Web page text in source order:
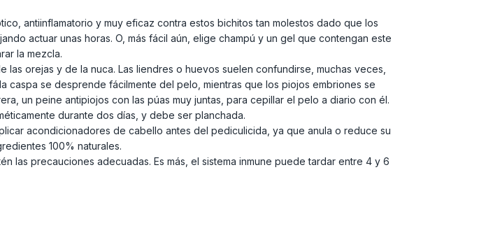
antiinflamatorio y muy eficaz contra estos bichitos tan molestos dado que los
actuar unas horas. O, más fácil aún, elige champú y un gel que contengan este
la mezcla.
orejas y de la nuca. Las liendres o huevos suelen confundirse, muchas veces,
se desprende fácilmente del pelo, mientras que los piojos embriones se
un peine antipiojos con las púas muy juntas, para cepillar el pelo a diario con él.
durante dos días, y debe ser planchada.
acondicionadores de cabello antes del pediculicida, ya que anula o reduce su
100% naturales.
las precauciones adecuadas. Es más, el sistema inmune puede tardar entre 4 y 6